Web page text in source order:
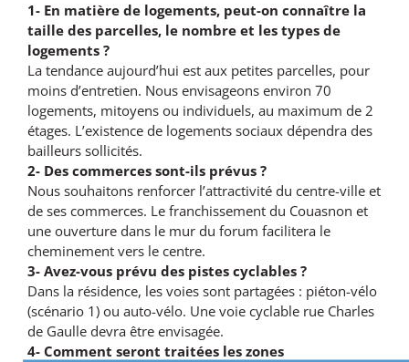
1- En matière de logements, peut-on connaître la
taille des parcelles, le nombre et les types de
logements ?
La tendance aujourd’hui est aux petites parcelles, pour
moins d’entretien. Nous envisageons environ 70
logements, mitoyens ou individuels, au maximum de 2
étages. L’existence de logements sociaux dépendra des
bailleurs sollicités.
2- Des commerces sont-ils prévus ?
Nous souhaitons renforcer l’attractivité du centre-ville et
de ses commerces. Le franchissement du Couasnon et
une ouverture dans le mur du forum facilitera le
cheminement vers le centre.
3- Avez-vous prévu des pistes cyclables ?
Dans la résidence, les voies sont partagées : piéton-vélo
(scénario 1) ou auto-vélo. Une voie cyclable rue Charles
de Gaulle devra être envisagée.
4- Comment seront traitées les zones